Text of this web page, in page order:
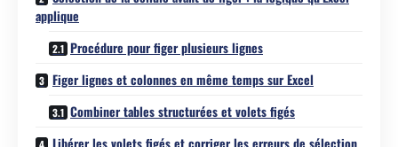
applique
Procédure pour figer plusieurs lignes
Figer lignes et colonnes en même temps sur Excel
Combiner tables structurées et volets figés
Libérer les volets figés et corriger les erreurs de sélection